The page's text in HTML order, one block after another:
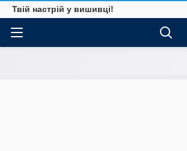
Твій настрій у вишивці!